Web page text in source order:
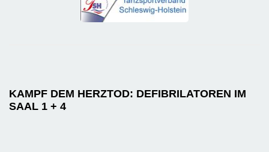
KAMPF DEM HERZTOD: DEFIBRILATOREN IM
SAAL 1 + 4